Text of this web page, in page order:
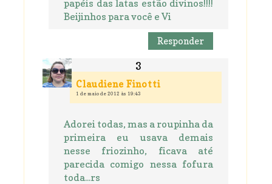
papéis das latas estão divinos!!!!
Beijinhos para você e Vi
Responder
Claudiene Finotti
1 de maio de 2012 às 19:43
Adorei todas, mas a roupinha da
primeira eu usava demais
nesse friozinho, ficava até
parecida comigo nessa fofura
toda...rs